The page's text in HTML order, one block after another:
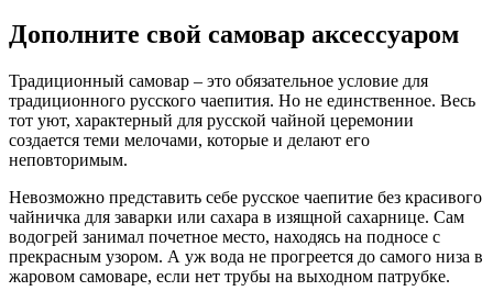
Дополните свой самовар аксессуаром
Традиционный самовар – это обязательное условие для
традиционного русского чаепития. Но не единственное. Весь
тот уют, характерный для русской чайной церемонии
создается теми мелочами, которые и делают его
неповторимым.
Невозможно представить себе русское чаепитие без красивого
чайничка для заварки или сахара в изящной сахарнице. Сам
водогрей занимал почетное место, находясь на подносе с
прекрасным узором. А уж вода не прогреется до самого низа в
жаровом самоваре, если нет трубы на выходном патрубке.